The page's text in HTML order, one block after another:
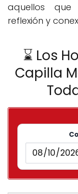
aquellos
reflexión y
⌛ Los
Capilla